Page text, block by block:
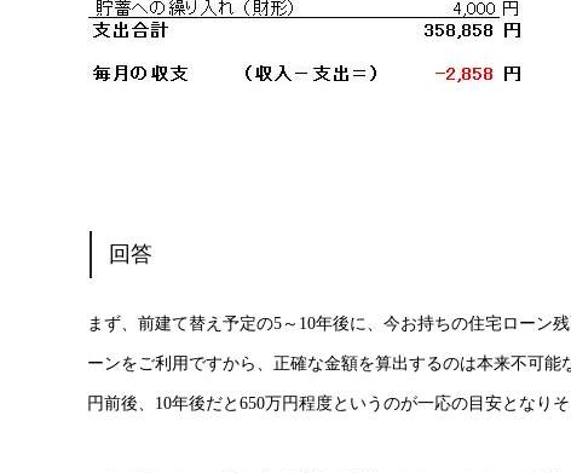
回答
まず、前建て替え予定の5～10年後に、今お持ちの住宅ローン
ーンをご利用ですから、正確な金額を算出するのは本来不可
円前後、10年後だと650万円程度というのが一応の目安となりそ